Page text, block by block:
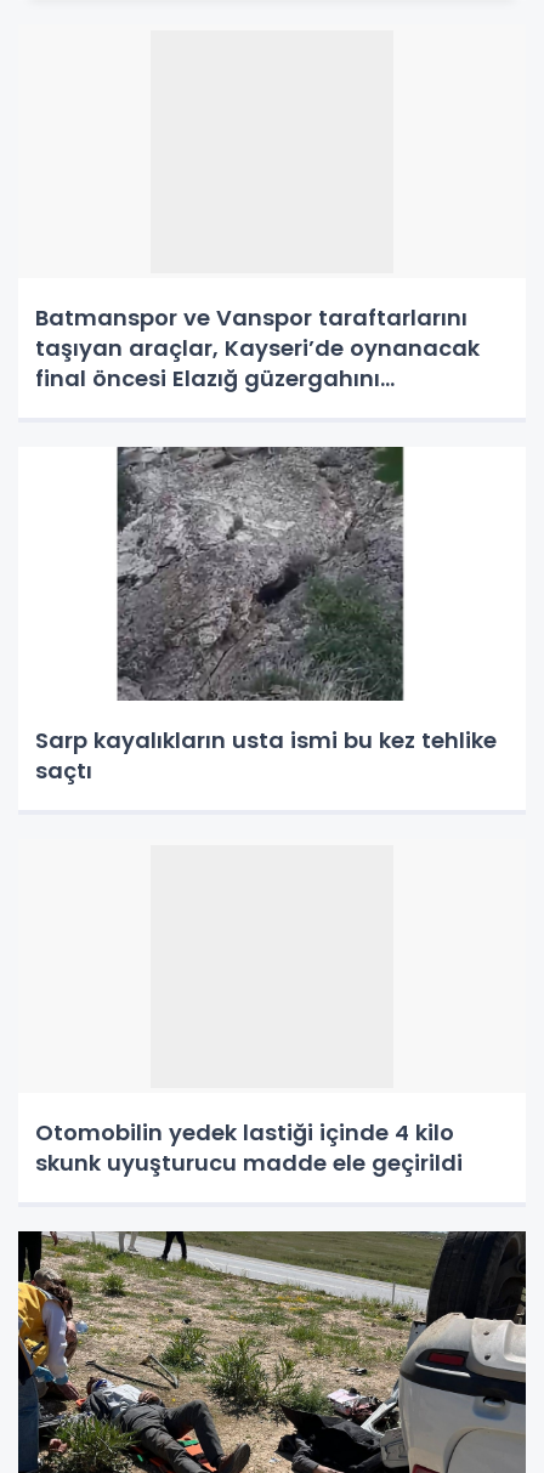
Batmanspor ve Vanspor taraftarlarını
taşıyan araçlar, Kayseri’de oynanacak
final öncesi Elazığ güzergahını
Sarp kayalıkların usta ismi bu kez tehlike
saçtı
Otomobilin yedek lastiği içinde 4 kilo
skunk uyuşturucu madde ele geçirildi